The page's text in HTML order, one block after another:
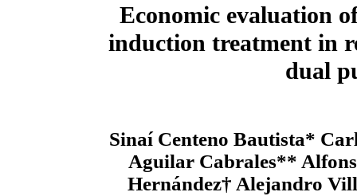
Economic evaluation
induction treatment in
dual
Sinaí Centeno Bautista*
Aguilar Cabrales**
Hernández† Alejandro